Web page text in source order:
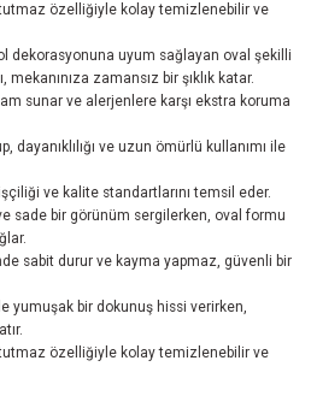
özelliğiyle kolay temizlenebilir ve
dekorasyonuna uyum sağlayan oval şekilli
mekanınıza zamansız bir şıklık katar.
sunar ve alerjenlere karşı ekstra koruma
dayanıklılığı ve uzun ömürlü kullanımı ile
ve kalite standartlarını temsil eder.
sade bir görünüm sergilerken, oval formu
sabit durur ve kayma yapmaz, güvenli bir
yumuşak bir dokunuş hissi verirken,
özelliğiyle kolay temizlenebilir ve